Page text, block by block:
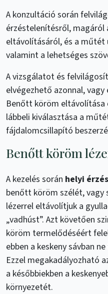
A konzultáció során
érzéstelenítésről, magáról
eltávolításáról, és a
valamint a lehetséges
A vizsgálatot és
elvégezhető azonnal,
Benőtt köröm eltávolítása
lábbeli kiválasztása a
fájdalomcsillapító
Benőtt köröm
A kezelés során helyi
benőtt köröm szélét,
lézerrel eltávolítjuk a
„vadhúst”. Azt követően
köröm termelődéséért
ebben a keskeny sávban
Ezzel megakadályozható
a későbbiekben a
környezetét.